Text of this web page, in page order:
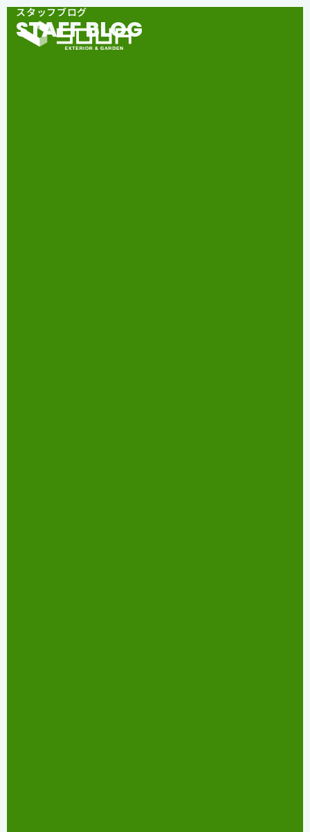
スタッフブログ
STAFF BLOG